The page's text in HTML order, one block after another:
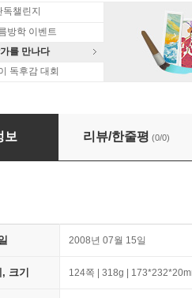
챌린지
방학 이벤트
를 만나다
독후감 대회
핀
보 리뷰/한줄평 (0/0)
2008년 07월 15일
크기 124쪽 | 318g |